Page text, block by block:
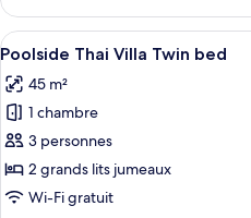
Door
2
Bedroom
Connecting
Afficher
toutes
les
photos
pour
ce
type
7
Poolside Thai Villa Twin bed
45 m²
1 chambre
3 personnes
2 grands lits jumeaux
Wi-Fi gratuit